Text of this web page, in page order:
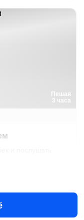
Пешая
3 часа